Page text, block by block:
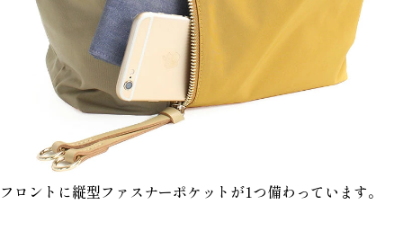
フロントに縦型ファスナーポケットが1つ備わっています。